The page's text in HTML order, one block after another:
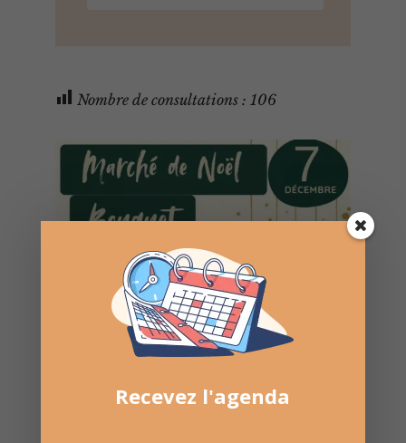
Nombre de consultations : 106
Recevez l'agenda